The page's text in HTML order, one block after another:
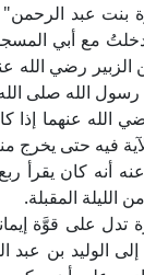
بنت عبد
مع أبي
رضي الله
الله صلى
الله عنهما إذا
فيه حتى يخرج
أنه كان يقرأ
المقبلة.
على قوَّة
الوليد بن